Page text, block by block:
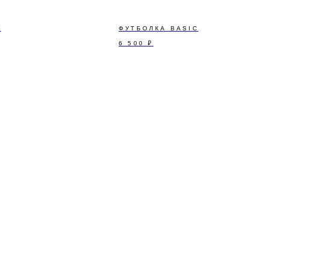
ФУТБОЛКА BASIC
6 500 ₽